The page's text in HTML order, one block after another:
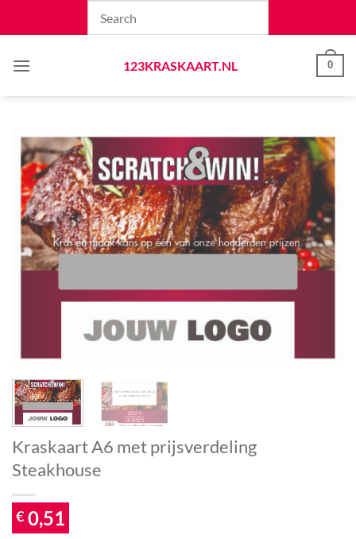
123KRASKAART.NL
0
Kraskaart A6 met prijsverdeling
Steakhouse
€ 0,51